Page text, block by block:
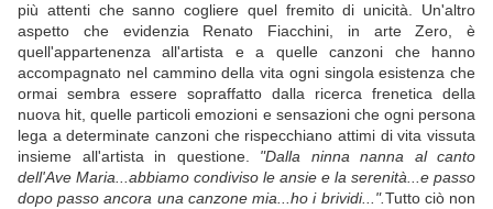
più attenti che sanno cogliere quel fremito di unicità. Un'altro
aspetto che evidenzia Renato Fiacchini, in arte Zero, è
quell'appartenenza all'artista e a quelle canzoni che hanno
accompagnato nel cammino della vita ogni singola esistenza che
ormai sembra essere sopraffatto dalla ricerca frenetica della
nuova hit, quelle particoli emozioni e sensazioni che ogni persona
lega a determinate canzoni che rispecchiano attimi di vita vissuta
insieme all'artista in questione. "Dalla ninna nanna al canto
dell'Ave Maria...abbiamo condiviso le ansie e la serenità...e passo
dopo passo ancora una canzone mia...ho i brividi...".Tutto ciò non